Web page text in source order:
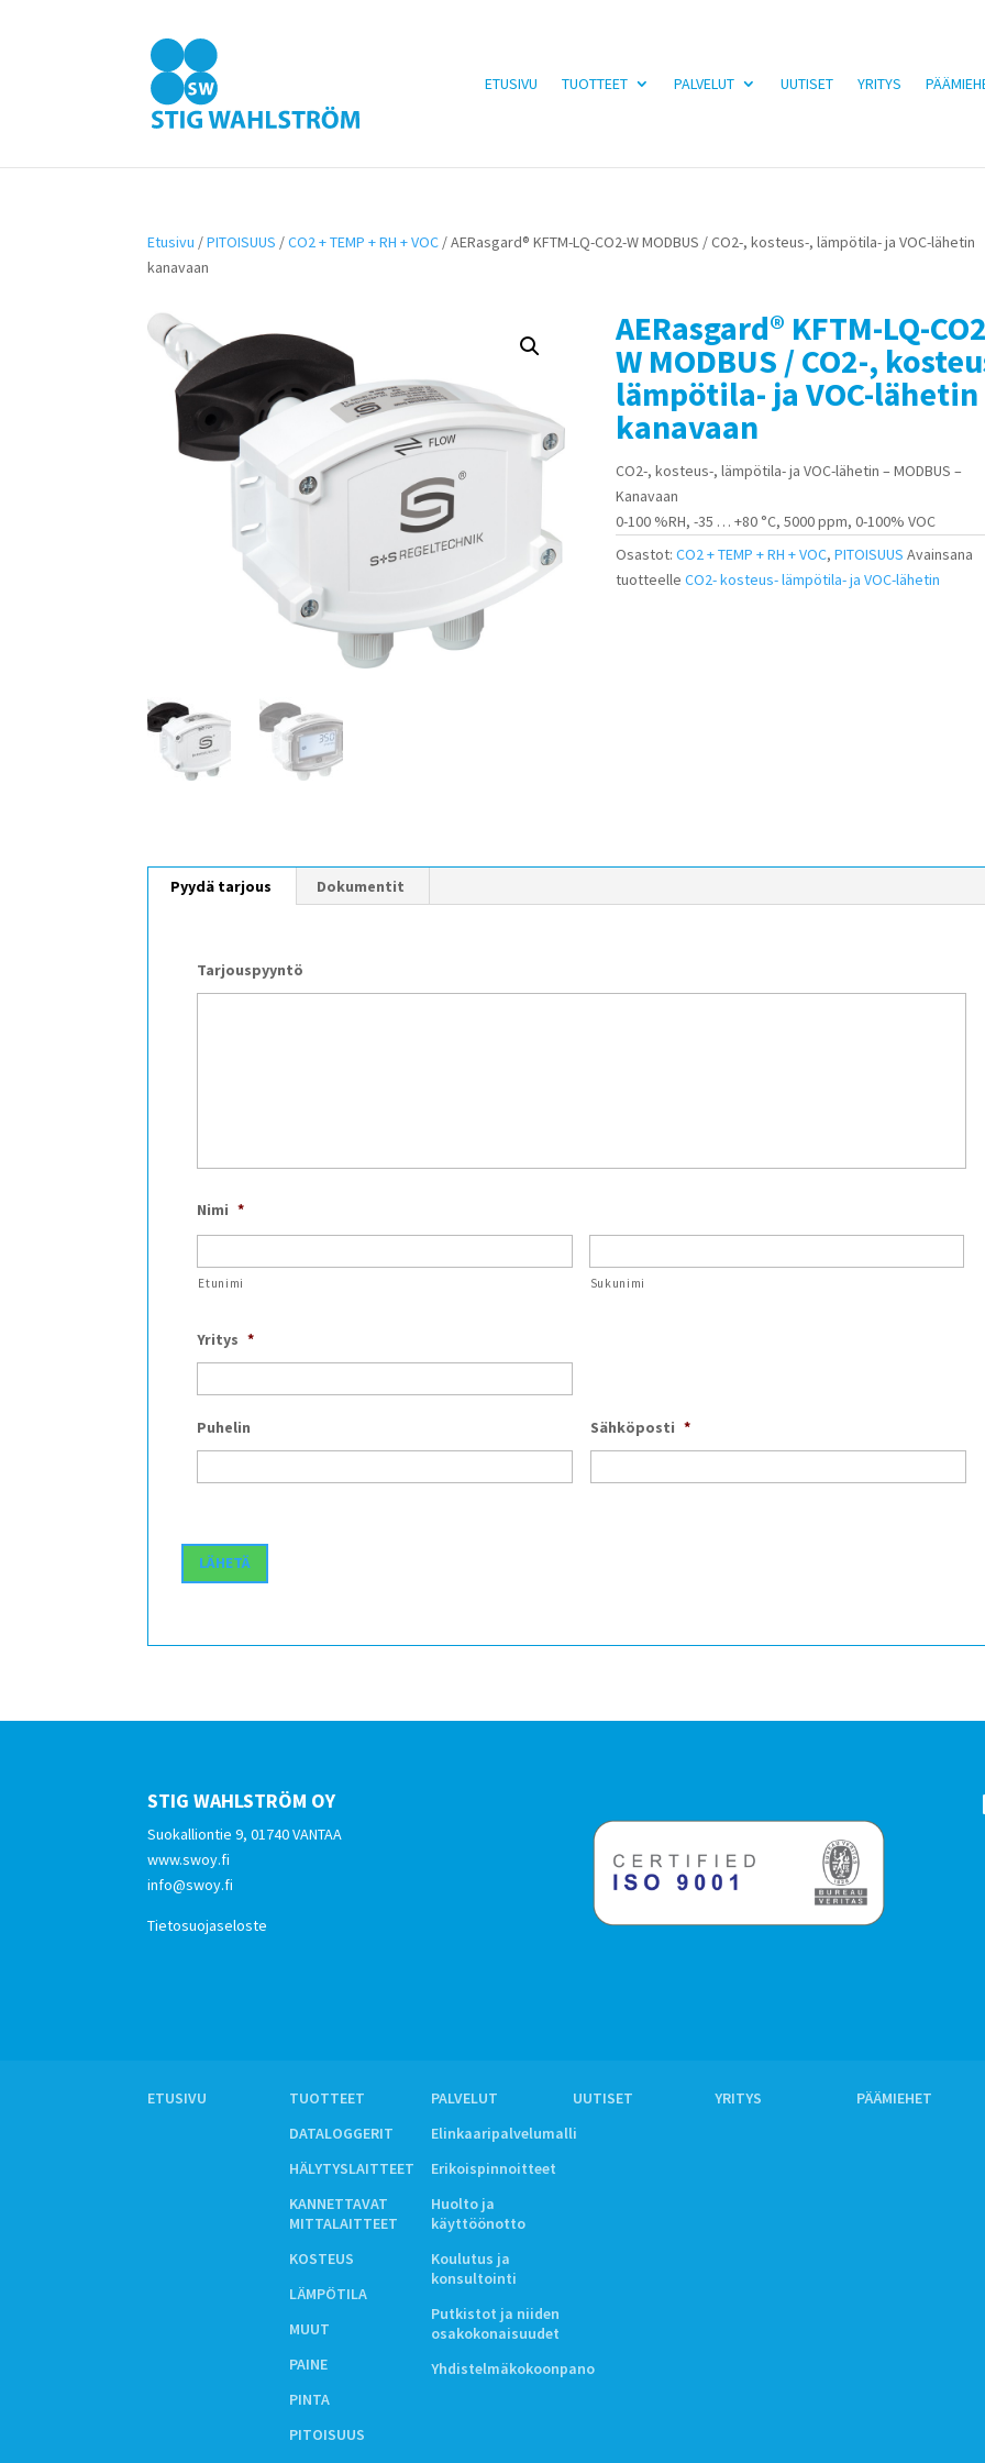
ETUSIVU TUOTTEET PALVELUT UUTISET YRITYS
Etusivu /PITOISUUS /CO2 + TEMP + RH + VOC / AERasgard® KFTM-LQ-CO2-W MODBUS / CO2-, kosteus-, lämpötila- ja VOC-lähetin
kanavaan
AERasgard® KFTM-LQ-
W MODBUS / CO2-,
lämpötila- ja VOC-lähetin
kanavaan
CO2-, kosteus-, lämpötila- ja VOC-lähetin – MODBUS –
Kanavaan
0-100 %RH, -35 … +80 °C, 5000 ppm, 0-100% VOC
Osastot:CO2 + TEMP + RH + VOC,PITOISUUS Avainsana
tuotteelleCO2- kosteus- lämpötila- ja VOC-lähetin
Pyydä tarjous Dokumentit
Tarjouspyyntö
Nimi *
Etunimi Sukunimi
Yritys *
Puhelin Sähköposti *
STIG WAHLSTRÖM OY
Suokalliontie 9, 01740 VANTAA
www.swoy.fi
info@swoy.fi
Tietosuojaseloste
ETUSIVU
TUOTTEET
DATALOGGERIT
HÄLYTYSLAITTEET
KANNETTAVAT
MITTALAITTEET
KOSTEUS
LÄMPÖTILA
MUUT
PAINE
PINTA
PITOISUUS
PALVELUT
Elinkaaripalvelumalli
Erikoispinnoitteet
Huolto ja
käyttöönotto
Koulutus ja
konsultointi
Putkistot ja niiden
osakokonaisuudet
Yhdistelmäkokoonpano
UUTISET YRITYS PÄÄMIEHET